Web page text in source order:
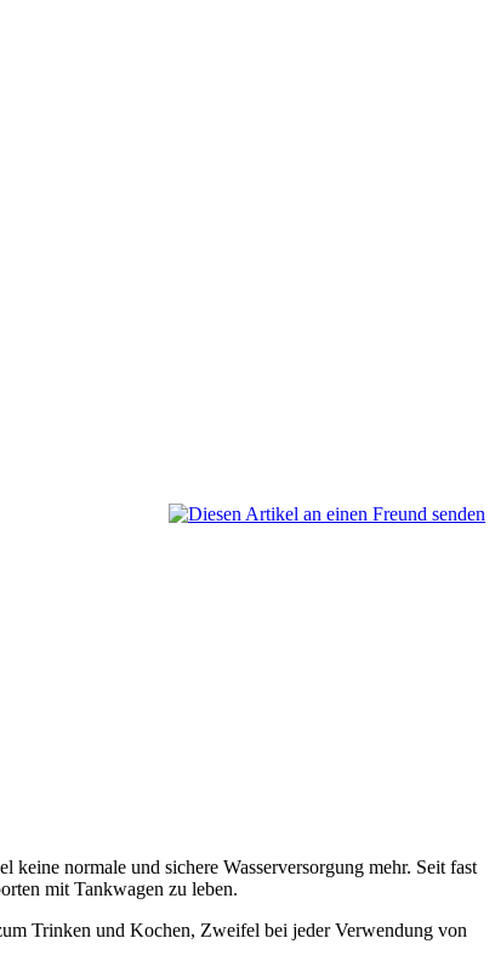
keine normale und sichere Wasserversorgung mehr. Seit fast
mit Tankwagen zu leben.
Trinken und Kochen, Zweifel bei jeder Verwendung von